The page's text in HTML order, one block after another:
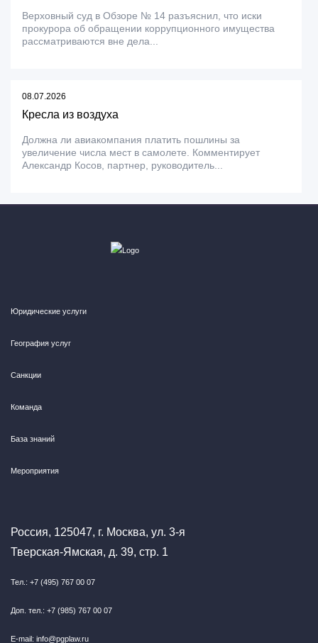
Верховный суд в Обзоре № 14 разъяснил, что иски
прокурора об обращении коррупционного имущества
рассматриваются вне дела...
08.07.2026
Кресла из воздуха
Должна ли авиакомпания платить пошлины за
увеличение числа мест в самолете. Комментирует
Александр Косов, партнер, руководитель...
Юридические услуги
География услуг
Санкции
Команда
База знаний
Мероприятия
Россия, 125047, г. Москва, ул. 3-я
Тверская-Ямская, д. 39, стр. 1
Тел.: +7 (495) 767 00 07
Доп. тел.: +7 (985) 767 00 07
E-mail: info@pgplaw.ru